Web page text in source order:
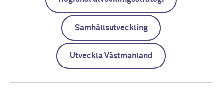
Samhällsutveckling
Utveckla Västmanland